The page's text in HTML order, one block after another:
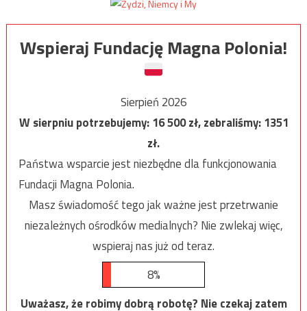
Wspieraj Fundację Magna Polonia!
Sierpień 2026
W sierpniu potrzebujemy:16 500zł, zebraliśmy:1351
zł.
Państwa wsparcie jest niezbędne dla funkcjonowania
Fundacji Magna Polonia.
Masz świadomość tego jak ważne jest przetrwanie
niezależnych ośrodków medialnych? Nie zwlekaj więc,
wspieraj nas już od teraz.
8%
Uważasz, że robimy dobrą robotę? Nie czekaj zatem